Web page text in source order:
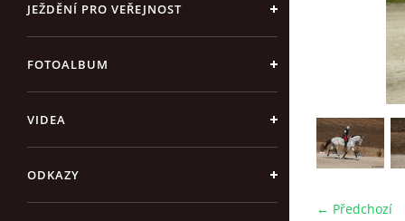
JEŽDĚNÍ PRO VEŘEJNOST
FOTOALBUM
VIDEA
ODKAZY
← Předchozí